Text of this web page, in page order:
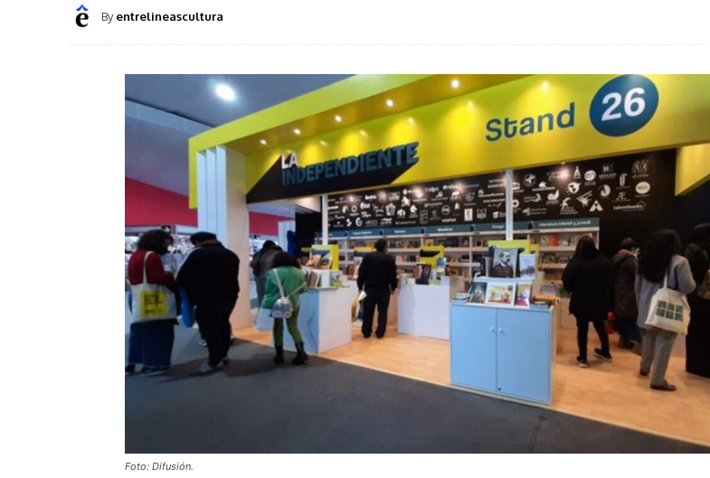
By entrelineascultura
Foto: Difusión.